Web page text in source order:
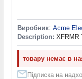
Виробник: Acme
Description: XFRMR
товару немає в
Підписка на